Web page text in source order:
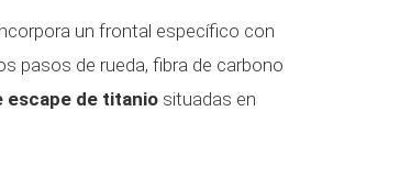
un frontal específico con
pasos de rueda, fibra de carbono
escape de titanio situadas en